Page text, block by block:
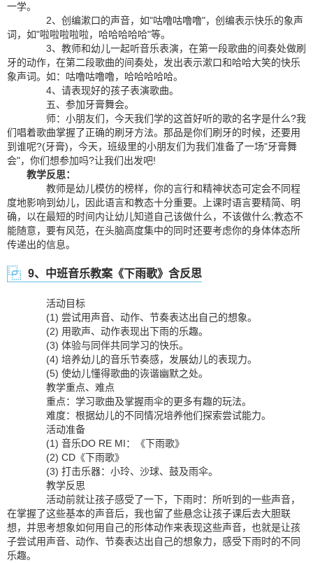
一学。
2、创编漱口的声音，如"咕噜咕噜噜"，创编表示快乐的象声
词，如"啦啦啦啦啦，哈哈哈哈哈"等。
3、教师和幼儿一起听音乐表演，在第一段歌曲的间奏处做刷
牙的动作，在第二段歌曲的间奏处，发出表示漱口和哈哈大笑的快乐
象声词。如：咕噜咕噜噜，哈哈哈哈哈。
4、请表现好的孩子表演歌曲。
五、参加牙膏舞会。
师：小朋友们，今天我们学的这首好听的歌的名字是什么?我
们唱着歌曲掌握了正确的刷牙方法。那品是你们刷牙的时候，还要用
到谁呢?(牙膏)，今天，班级里的小朋友们为我们准备了一场"牙膏舞
会"，你们想参加吗?让我们出发吧!
教学反思：
教师是幼儿模仿的榜样，你的言行和精神状态可定会不同程
度地影响到幼儿，因此语言和教态十分重要。上课时语言要精简、明
确，以在最短的时间内让幼儿知道自己该做什么，不该做什么;教态不
能随意，要有风范，在头脑高度集中的同时还要考虑你的身体体态所
传递出的信息。
9、中班音乐教案《下雨歌》含反思
活动目标
(1) 尝试用声音、动作、节奏表达出自己的想象。
(2) 用歌声、动作表现出下雨的乐趣。
(3) 体验与同伴共同学习的快乐。
(4) 培养幼儿的音乐节奏感，发展幼儿的表现力。
(5) 使幼儿懂得歌曲的诙谐幽默之处。
教学重点、难点
重点：学习歌曲及掌握雨伞的更多有趣的玩法。
难度：根据幼儿的不同情况培养他们探索尝试能力。
活动准备
(1) 音乐DO RE MI：《下雨歌》
(2) CD《下雨歌》
(3) 打击乐器：小玲、沙球、鼓及雨伞。
教学反思
活动前就让孩子感受了一下，下雨时：所听到的一些声音，
在掌握了这些基本的声音后，我也留了些悬念让孩子课后去大胆联
想，并思考想象如何用自己的形体动作来表现这些声音，也就是让孩
子尝试用声音、动作、节奏表达出自己的想象力，感受下雨时的不同
乐趣。